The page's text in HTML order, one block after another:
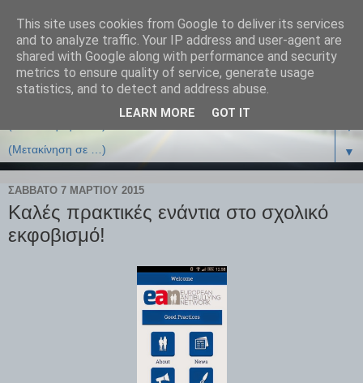
▼
▼
ΣΆΒΒΑΤΟ 7 ΜΑΡΤΊΟΥ 2015
Καλές πρακτικές ενάντια στο σχολικό
εκφοβισμό!
This site uses cookies from Google to deliver its services
and to analyze traffic. Your IP address and user-agent are
shared with Google along with performance and security
metrics to ensure quality of service, generate usage
statistics, and to detect and address abuse.
LEARN MORE GOT IT